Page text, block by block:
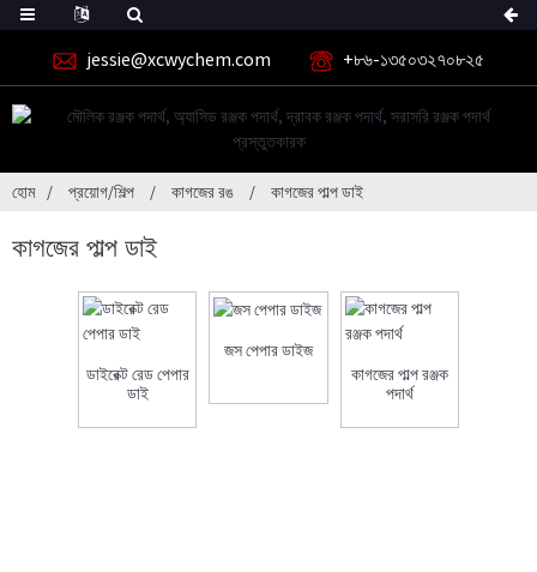
jessie@xcwychem.com +৮৬-১৩৫০৩২৭০৮২৫
হোম প্রয়োগ/শিল্প কাগজের রঙ কাগজের পাল্প ডাই
কাগজের পাল্প ডাই
ডাইরেক্ট রেড পেপার
ডাই
জস পেপার ডাইজ
কাগজের পাল্প রঞ্জক
পদার্থ